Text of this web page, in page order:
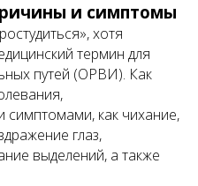
и симптомы
хотя
термин для
путей (ОРВИ). Как
как чихание,
глаз,
выделений, а также